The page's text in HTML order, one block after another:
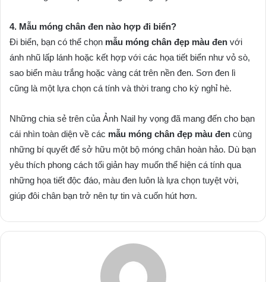
4. Mẫu móng chân đen nào hợp đi biển?
Đi biển, bạn có thể chọn mẫu móng chân đẹp màu đen với
ánh nhũ lấp lánh hoặc kết hợp với các họa tiết biển như vỏ sò,
sao biển màu trắng hoặc vàng cát trên nền đen. Sơn đen lì
cũng là một lựa chọn cá tính và thời trang cho kỳ nghỉ hè.
Những chia sẻ trên của Ảnh Nail hy vọng đã mang đến cho bạn
cái nhìn toàn diện về các mẫu móng chân đẹp màu đen cùng
những bí quyết để sở hữu một bộ móng chân hoàn hảo. Dù bạn
yêu thích phong cách tối giản hay muốn thể hiện cá tính qua
những họa tiết độc đáo, màu đen luôn là lựa chọn tuyệt vời,
giúp đôi chân bạn trở nên tự tin và cuốn hút hơn.